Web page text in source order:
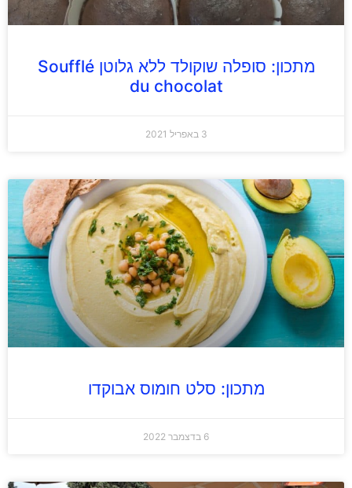
מתכון: סופלה שוקולד ללא גלוטן Soufflé
du chocolat
3 באפריל 2021
מתכון: סלט חומוס אבוקדו
6 בדצמבר 2022